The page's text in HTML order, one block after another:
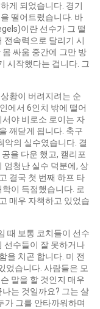
게 되었습니다. 경기
떨어트렸습니다. 바
이란 선수가 그 떨
전속력으로 달리기 시
싸움 중간에 그만 방
시작했다는 겁니다. 그
황이 버려지려는 순
에서 6인치 밖에 떨어
야 비로소 로이는 자
깨닫게 됩니다. 축구
악의 실수였습니다. 결
을 다운 했고, 캘리포
엄청난 실수 덕분에, 상
결국 첫 번째 하프 타
이 득점했습니다. 로
매우 자책하고 있었습
때 보통 코치들이 선수
선수들이 잘 못하거나
을 치곤 합니다. 미 전
었습니다. 사람들은 모
말을 할 것인지 매우
는 것일까요? 그는 살
가 그를 안타까워하며